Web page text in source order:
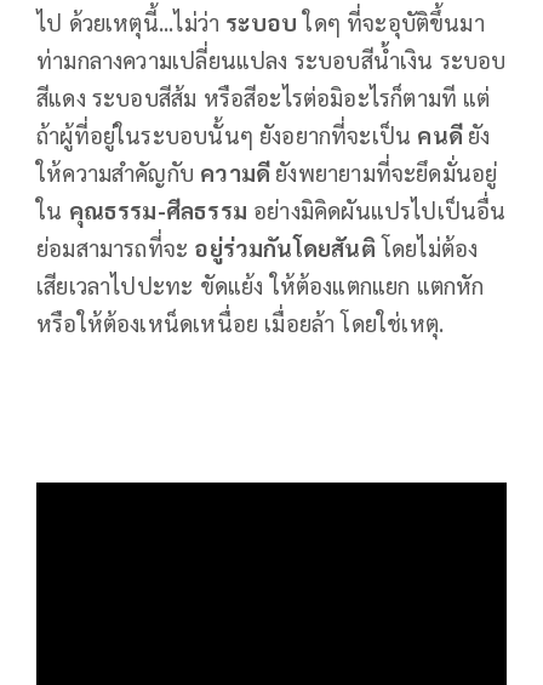
ไป ด้วยเหตุนี้...ไม่ว่า ระบอบ ใดๆ ที่จะอุบัติขึ้นมา
ท่ามกลางความเปลี่ยนแปลง ระบอบสีน้ำเงิน ระบอบ
สีแดง ระบอบสีส้ม หรือสีอะไรต่อมิอะไรก็ตามที แต่
ถ้าผู้ที่อยู่ในระบอบนั้นๆ ยังอยากที่จะเป็น คนดี ยัง
ให้ความสำคัญกับ ความดี ยังพยายามที่จะยึดมั่นอยู่
ใน คุณธรรม-ศีลธรรม อย่างมิคิดผันแปรไปเป็นอื่น
ย่อมสามารถที่จะ อยู่ร่วมกันโดยสันติ โดยไม่ต้อง
เสียเวลาไปปะทะ ขัดแย้ง ให้ต้องแตกแยก แตกหัก
หรือให้ต้องเหน็ดเหนื่อย เมื่อยล้า โดยใช่เหตุ.